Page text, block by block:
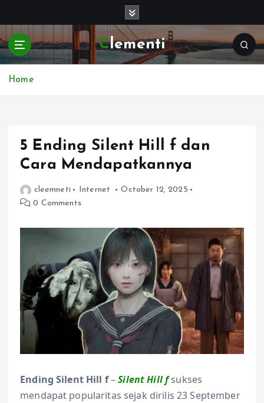
p
t
Clementi
Home
5 Ending Silent Hill f dan
Cara Mendapatkannya
cleemneti Internet
October 12, 2025
0 Comments
Ending Silent Hill f–Silent Hill fsukses
mendapat popularitas sejak dirilis 23 September